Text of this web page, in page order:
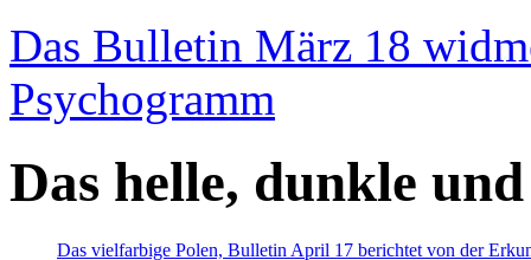
Das Bulletin März 18
Psychogramm
Das helle, dunkle
Das vielfarbige Polen, Bulletin April 17 berichtet von der